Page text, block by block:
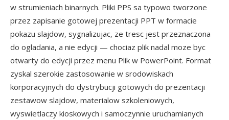
w strumieniach binarnych. Pliki PPS sa typowo tworzone
przez zapisanie gotowej prezentacji PPT w formacie
pokazu slajdow, sygnalizujac, ze tresc jest przeznaczona
do ogladania, a nie edycji — chociaz plik nadal moze byc
otwarty do edycji przez menu Plik w PowerPoint. Format
zyskal szerokie zastosowanie w srodowiskach
korporacyjnych do dystrybucji gotowych do prezentacji
zestawow slajdow, materialow szkoleniowych,
wyswietlaczy kioskowych i samoczynnie uruchamianych